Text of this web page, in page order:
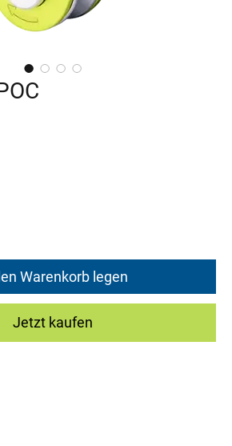
Warenkorb legen
Jetzt kaufen